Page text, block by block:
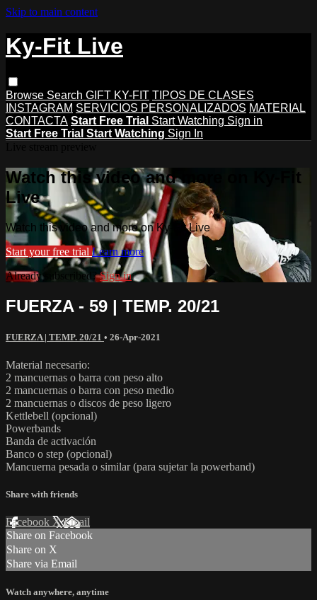
Skip to main content
Ky-Fit Live
Browse Search GIFT KY-FIT TIPOS DE CLASES
INSTAGRAM SERVICIOS PERSONALIZADOS MATERIAL
CONTACTA Start Free Trial Start Watching Sign in
Start Free Trial Start Watching Sign In
Watch this video and more on Ky-Fit
Live
Watch this video and more on Ky-Fit Live
Start your free trial Learn more
Already subscribed?Sign in
FUERZA - 59 | TEMP. 20/21
FUERZA | TEMP. 20/21 • 26-Apr-2021
Material necesario:
2 mancuernas o barra con peso alto
2 mancuernas o barra con peso medio
2 mancuernas o discos de peso ligero
Kettlebell (opcional)
Powerbands
Banda de activación
Banco o step (opcional)
Mancuerna pesada o similar (para sujetar la powerband)
Share with friends
Facebook XEmail
Share on Facebook
Share on X
Share via Email
Watch anywhere, anytime